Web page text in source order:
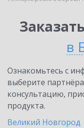
в
Ознакомьтесь с
выберите
консультацию,
продукта.
Великий Новгород